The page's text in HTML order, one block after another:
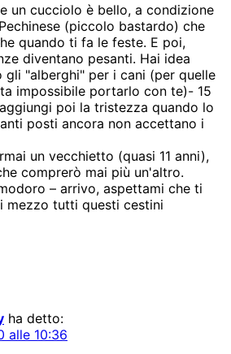
un cucciolo è bello, a condizione
(piccolo bastardo) che
quando ti fa le feste. E poi,
diventano pesanti. Hai idea
gli "alberghi" per i cani (per quelle
impossibile portarlo con te)- 15
poi la tristezza quando lo
posti ancora non accettano i
un vecchietto (quasi 11 anni),
comprerò mai più un'altro.
– arrivo, aspettami che ti
mezzo tutti questi cestini
ha detto:
alle 10:36